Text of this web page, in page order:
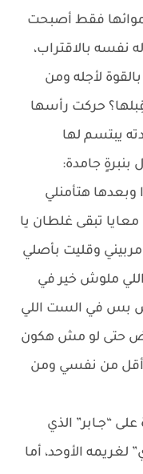
فقط أصبحت
بالاقتراب،
لأجله ومن
حركت رأسها
يبتسم لها
جامدة:
وبعدها هتأمنلي
تبقى غلطان يا
وقليت بأصلي
ملوش خير في
بس في الست اللي
حتى لو مش هكون
أقل من نفسي ومن
“جـابر” الذي
الأوحد، أما